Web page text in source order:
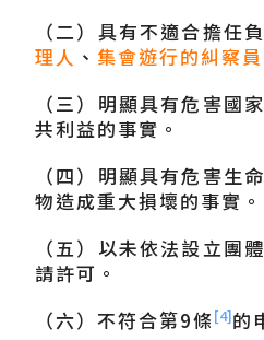
（二）具有不適合擔任
理人 、 集會遊行的糾察員
（三）明顯具有危害國
共利益的事實。
（四）明顯具有危害生
物造成重大損壞的事實。
（五）以未依法設立團
請許可。
（六）不符合第9條 [4]的